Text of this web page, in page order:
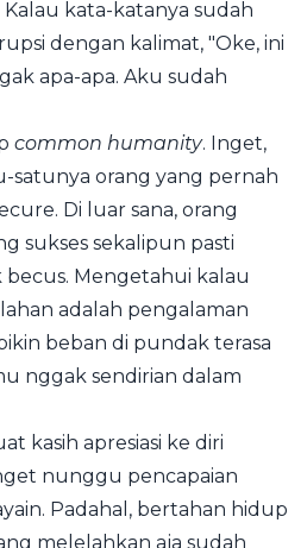
kata-katanya sudah
dengan kalimat, "Oke, ini
apa-apa. Aku sudah
common humanity. Inget,
satunya orang yang pernah
Di luar sana, orang
sukses sekalipun pasti
becus. Mengetahui kalau
adalah pengalaman
beban di pundak terasa
nggak sendirian dalam
kasih apresiasi ke diri
nunggu pencapaian
Padahal, bertahan hidup
melelahkan aja sudah